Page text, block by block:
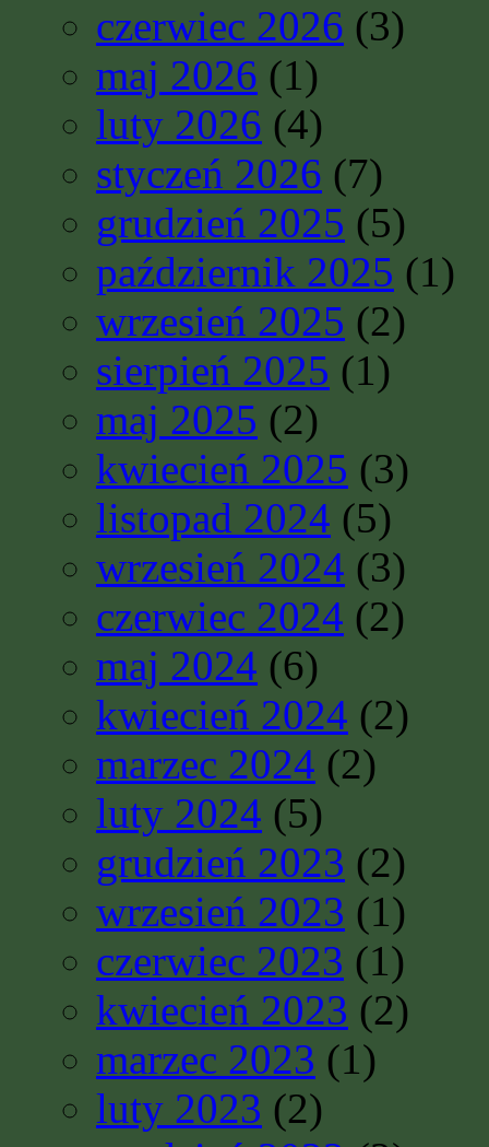
czerwiec 2026 (3)
maj 2026 (1)
luty 2026 (4)
styczeń 2026 (7)
grudzień 2025 (5)
październik 2025 (1)
wrzesień 2025 (2)
sierpień 2025 (1)
maj 2025 (2)
kwiecień 2025 (3)
listopad 2024 (5)
wrzesień 2024 (3)
czerwiec 2024 (2)
maj 2024 (6)
kwiecień 2024 (2)
marzec 2024 (2)
luty 2024 (5)
grudzień 2023 (2)
wrzesień 2023 (1)
czerwiec 2023 (1)
kwiecień 2023 (2)
marzec 2023 (1)
luty 2023 (2)